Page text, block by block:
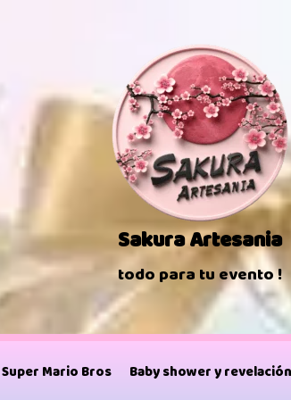
Sakura Artesania
todo para tu evento !
Super Mario Bros Baby shower y revelación